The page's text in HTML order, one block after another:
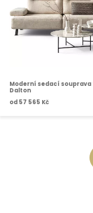
Moderní sedací souprava
Dalton
od 57 565 Kč